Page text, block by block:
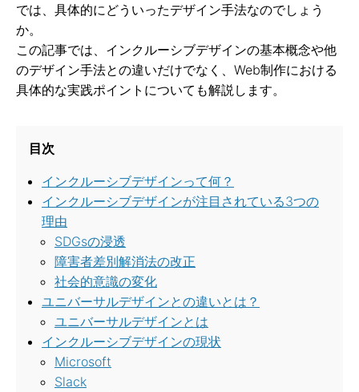
では、具体的にどういったデザイン手法なのでしょう
か。
この記事では、インクルーシブデザインの基本概念や他
のデザイン手法との違いだけでなく、Web制作における
具体的な実践ポイントについても解説します。
目次
インクルーシブデザインって何？
インクルーシブデザインが注目されている3つの
理由
SDGsの浸透
障害者差別解消法の改正
社会的意識の変化
ユニバーサルデザインとの違いとは？
ユニバーサルデザインとは
インクルーシブデザインの現状
Microsoft
Slack